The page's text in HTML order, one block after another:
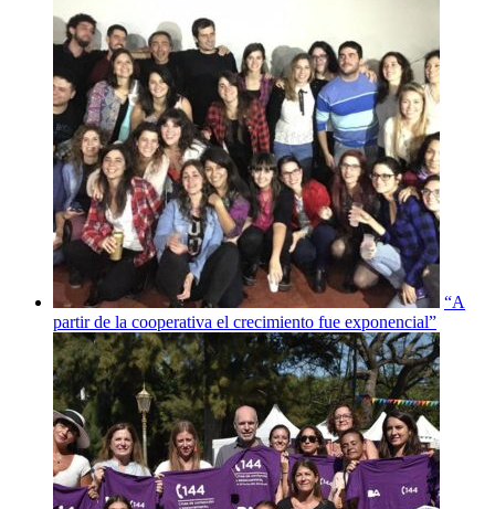
“A
partir de la cooperativa el crecimiento fue exponencial”